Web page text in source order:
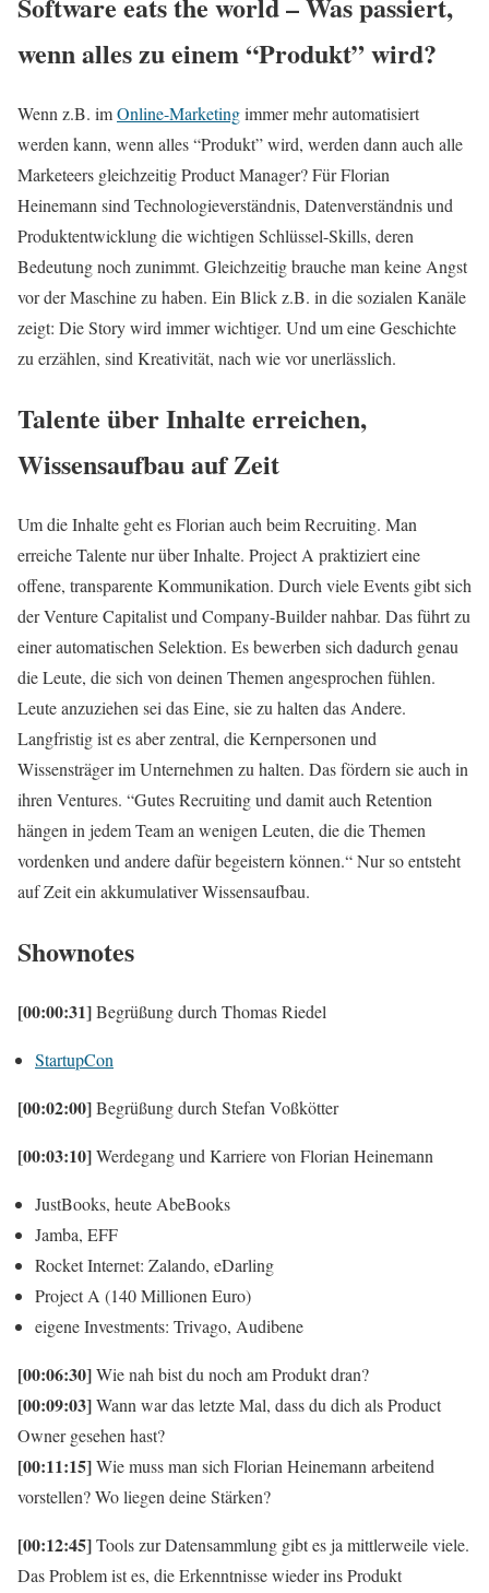
wenn alles zu einem “Produkt” wird?
Wenn z.B. imOnline-Marketingimmer mehr automatisiert
werden kann, wenn alles “Produkt” wird, werden dann auch alle
Marketeers gleichzeitig Product Manager? Für Florian
Heinemann sind Technologieverständnis, Datenverständnis und
Produktentwicklung die wichtigen Schlüssel-Skills, deren
Bedeutung noch zunimmt. Gleichzeitig brauche man keine Angst
vor der Maschine zu haben. Ein Blick z.B. in die sozialen Kanäle
zeigt: Die Story wird immer wichtiger. Und um eine Geschichte
zu erzählen, sind Kreativität, nach wie vor unerlässlich.
Talente über Inhalte erreichen,
Wissensaufbau auf Zeit
Um die Inhalte geht es Florian auch beim Recruiting. Man
erreiche Talente nur über Inhalte. Project A praktiziert eine
offene, transparente Kommunikation. Durch viele Events gibt sich
der Venture Capitalist und Company-Builder nahbar. Das führt zu
einer automatischen Selektion. Es bewerben sich dadurch genau
die Leute, die sich von deinen Themen angesprochen fühlen.
Leute anzuziehen sei das Eine, sie zu halten das Andere.
Langfristig ist es aber zentral, die Kernpersonen und
Wissensträger im Unternehmen zu halten. Das fördern sie auch in
ihren Ventures. “Gutes Recruiting und damit auch Retention
hängen in jedem Team an wenigen Leuten, die die Themen
vordenken und andere dafür begeistern können.“ Nur so entsteht
auf Zeit ein akkumulativer Wissensaufbau.
Shownotes
[00:00:31]Begrüßung durch Thomas Riedel
StartupCon
[00:02:00]Begrüßung durch Stefan Voßkötter
[00:03:10]Werdegang und Karriere von Florian Heinemann
JustBooks, heute AbeBooks
Jamba, EFF
Rocket Internet: Zalando, eDarling
Project A (140 Millionen Euro)
eigene Investments: Trivago, Audibene
[00:06:30]Wie nah bist du noch am Produkt dran?
[00:09:03]Wann war das letzte Mal, dass du dich als Product
Owner gesehen hast?
[00:11:15]Wie muss man sich Florian Heinemann arbeitend
vorstellen? Wo liegen deine Stärken?
[00:12:45]Tools zur Datensammlung gibt es ja mittlerweile viele.
Das Problem ist es, die Erkenntnisse wieder ins Produkt